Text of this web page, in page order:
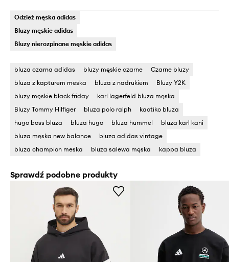
Odzież męska adidas
Bluzy męskie adidas
Bluzy nierozpinane męskie adidas
bluza czarna adidas bluzy męskie czarne
Czarne bluzy
bluza z kapturem meska
bluza z nadrukiem
Bluzy Y2K
bluzy męskie black friday
karl lagerfeld bluza męska
Bluzy Tommy Hilfiger
bluza polo ralph
kaotiko bluza
hugo boss bluza
bluza hugo bluza hummel
bluza karl kani
bluza męska new balance
bluza adidas vintage
bluza champion meska
bluza salewa męska kappa bluza
Sprawdź podobne produkty